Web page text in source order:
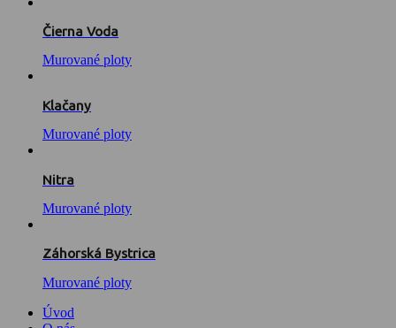
Čierna Voda
Murované ploty
Klačany
Murované ploty
Nitra
Murované ploty
Záhorská Bystrica
Murované ploty
Úvod